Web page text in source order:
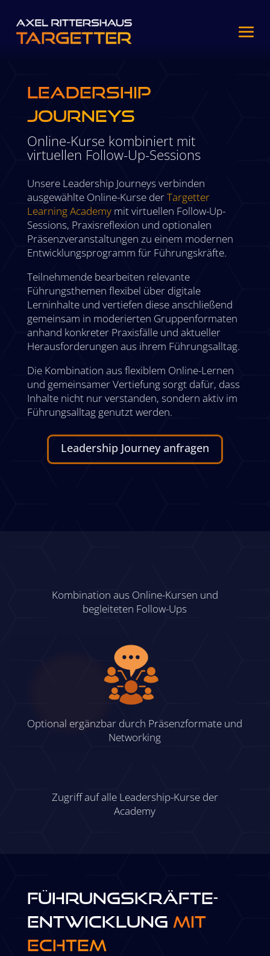
Leadership
Journeys
Online-Kurse kombiniert mit
virtuellen Follow-Up-Sessions
Unsere Leadership Journeys verbinden
ausgewählte Online-Kurse derTargetter
Learning Academymit virtuellen Follow-Up-
Sessions, Praxisreflexion und optionalen
Präsenzveranstaltungen zu einem modernen
Entwicklungsprogramm für Führungskräfte.
Teilnehmende bearbeiten relevante
Führungsthemen flexibel über digitale
Lerninhalte und vertiefen diese anschließend
gemeinsam in moderierten Gruppenformaten
anhand konkreter Praxisfälle und aktueller
Herausforderungen aus ihrem Führungsalltag.
Die Kombination aus flexiblem Online-Lernen
und gemeinsamer Vertiefung sorgt dafür, dass
Inhalte nicht nur verstanden, sondern aktiv im
Führungsalltag genutzt werden.
Leadership Journey anfragen
Kombination aus Online-Kursen und
begleiteten Follow-Ups
Optional ergänzbar durch Präsenzformate und
Networking
Zugriff auf alle Leadership-Kurse der
Academy
Führungskräfte­
entwicklung mit
echtem